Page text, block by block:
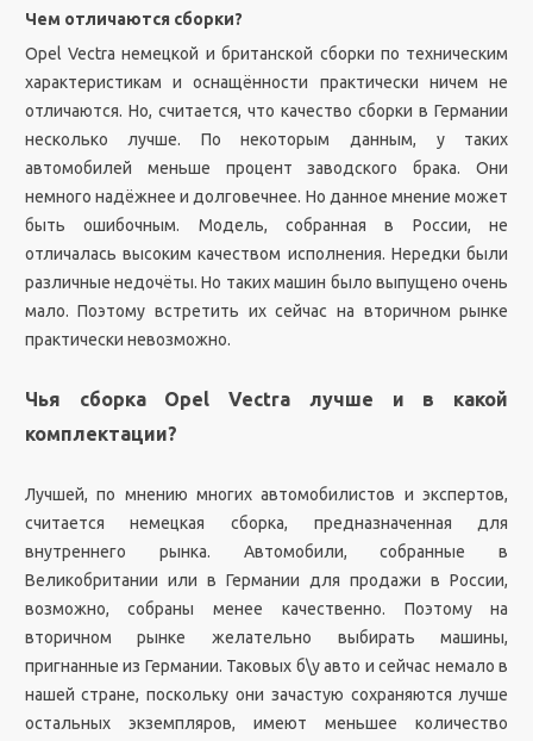
Чем отличаются сборки?
Opel Vectra немецкой и британской сборки по техническим
характеристикам и оснащённости практически ничем не
отличаются. Но, считается, что качество сборки в Германии
несколько лучше. По некоторым данным, у таких
автомобилей меньше процент заводского брака. Они
немного надёжнее и долговечнее. Но данное мнение может
быть ошибочным. Модель, собранная в России, не
отличалась высоким качеством исполнения. Нередки были
различные недочёты. Но таких машин было выпущено очень
мало. Поэтому встретить их сейчас на вторичном рынке
практически невозможно.
Чья сборка Opel Vectra лучше и в какой
комплектации?
Лучшей, по мнению многих автомобилистов и экспертов,
считается немецкая сборка, предназначенная для
внутреннего рынка. Автомобили, собранные в
Великобритании или в Германии для продажи в России,
возможно, собраны менее качественно. Поэтому на
вторичном рынке желательно выбирать машины,
пригнанные из Германии. Таковых б\у авто и сейчас немало в
нашей стране, поскольку они зачастую сохраняются лучше
остальных экземпляров, имеют меньшее количество